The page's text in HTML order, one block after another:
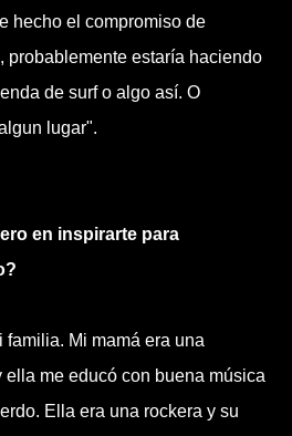
hecho el compromiso de
probablemente estaría haciendo
de surf o algo así. O
lugar".
en inspirarte para
familia. Mi mamá era una
me educó con buena música
Ella era una rockera y su